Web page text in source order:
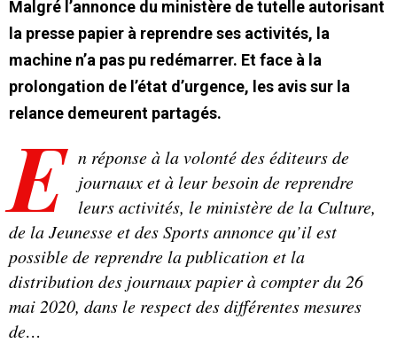
Malgré l’annonce du ministère de tutelle autorisant
la presse papier à reprendre ses activités, la
machine n’a pas pu redémarrer. Et face à la
prolongation de l’état d’urgence, les avis sur la
relance demeurent partagés.
E n réponse à la volonté des éditeurs de
journaux et à leur besoin de reprendre
leurs activités, le ministère de la Culture,
de la Jeunesse et des Sports annonce qu’il est
possible de reprendre la publication et la
distribution des journaux papier à compter du 26
mai 2020, dans le respect des différentes mesures
de…